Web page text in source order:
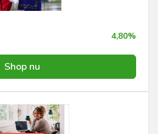
4,80%
Shop nu